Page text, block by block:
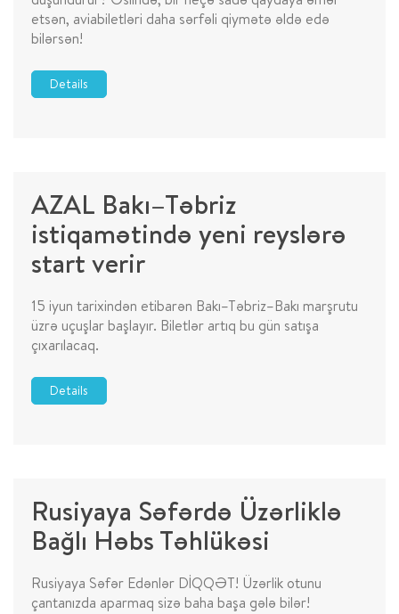
etsən, aviabiletləri daha sərfəli qiymətə əldə edə
bilərsən!
Details
AZAL Bakı–Təbriz
istiqamətində yeni reyslərə
start verir
15 iyun tarixindən etibarən Bakı–Təbriz–Bakı marşrutu
üzrə uçuşlar başlayır. Biletlər artıq bu gün satışa
çıxarılacaq.
Details
Rusiyaya Səfərdə Üzərliklə
Bağlı Həbs Təhlükəsi
Rusiyaya Səfər Edənlər DİQQƏT! Üzərlik otunu
çantanızda aparmaq sizə baha başa gələ bilər!